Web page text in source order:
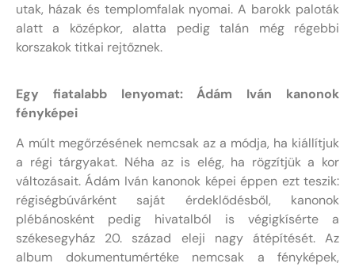
utak, házak és templomfalak nyomai. A barokk paloták
alatt a középkor, alatta pedig talán még régebbi
korszakok titkai rejtőznek.
Egy fiatalabb lenyomat: Ádám Iván kanonok
fényképei
A múlt megőrzésének nemcsak az a módja, ha kiállítjuk
a régi tárgyakat. Néha az is elég, ha rögzítjük a kor
változásait. Ádám Iván kanonok képei éppen ezt teszik:
régiségbúvárként saját érdeklődésből, kanonok
plébánosként pedig hivatalból is végigkísérte a
székesegyház 20. század eleji nagy átépítését. Az
album dokumentumértéke nemcsak a fényképek,